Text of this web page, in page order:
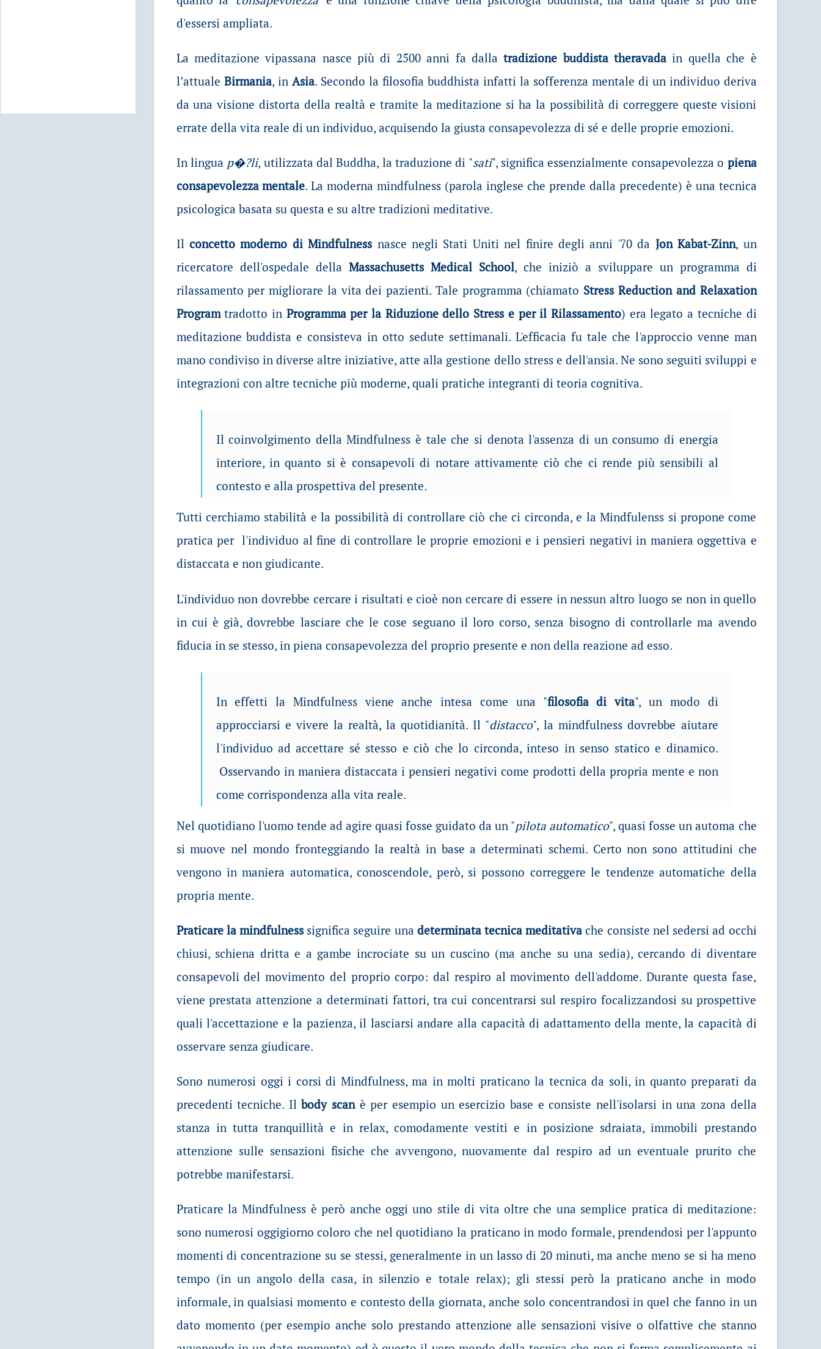
d'essersi ampliata.
La meditazione vipassana nasce più di 2500 anni fa dallatradizione buddista theravada in quella che è
l’attuale Birmania, in Asia. Secondo la filosofia buddhista infatti la sofferenza mentale di un individuo deriva
da una visione distorta della realtà e tramite la meditazione si ha la possibilità di correggere queste visioni
errate della vita reale di un individuo, acquisendo la giusta consapevolezza di sé e delle proprie emozioni.
In lingua p�?li, utilizzata dal Buddha, la traduzione di "sati", significa essenzialmente consapevolezza o piena
consapevolezza mentale. La moderna mindfulness (parola inglese che prende dalla precedente) è una tecnica
psicologica basata su questa e su altre tradizioni meditative.
Il concetto moderno di Mindfulness nasce negli Stati Uniti nel finire degli anni '70 da Jon Kabat-Zinn, un
ricercatore dell'ospedale della Massachusetts Medical School, che iniziò a sviluppare un programma di
rilassamento per migliorare la vita dei pazienti. Tale programma (chiamato Stress Reduction and Relaxation
Programtradotto in Programma per la Riduzione dello Stress e per il Rilassamento) era legato a tecniche di
meditazione buddista e consisteva in otto sedute settimanali. L'efficacia fu tale che l'approccio venne man
mano condiviso in diverse altre iniziative, atte alla gestione dello stress e dell'ansia. Ne sono seguiti sviluppi e
integrazioni con altre tecniche più moderne, quali pratiche integranti di teoria cognitiva.
Il coinvolgimento della Mindfulness è tale che si denota l'assenza di un consumo di energia
interiore, in quanto si è consapevoli di notare attivamente ciò che ci rende più sensibili al
contesto e alla prospettiva del presente.
Tutti cerchiamo stabilità e la possibilità di controllare ciò che ci circonda, e la Mindfulenss si propone come
pratica per l'individuo al fine di controllare le proprie emozioni e i pensieri negativi in maniera oggettiva e
distaccata e non giudicante.
L'individuo non dovrebbe cercare i risultati e cioè non cercare di essere in nessun altro luogo se non in quello
in cui è già, dovrebbe lasciare che le cose seguano il loro corso, senza bisogno di controllarle ma avendo
fiducia in se stesso, in piena consapevolezza del proprio presente e non della reazione ad esso.
In effetti la Mindfulness viene anche intesa come una "filosofia di vita", un modo di
approcciarsi e vivere la realtà, la quotidianità. Il "distacco", la mindfulness dovrebbe aiutare
l'individuo ad accettare sé stesso e ciò che lo circonda, inteso in senso statico e dinamico.
Osservando in maniera distaccata i pensieri negativi come prodotti della propria mente e non
come corrispondenza alla vita reale.
Nel quotidiano l'uomo tende ad agire quasi fosse guidato da un "pilota automatico", quasi fosse un automa che
si muove nel mondo fronteggiando la realtà in base a determinati schemi. Certo non sono attitudini che
vengono in maniera automatica, conoscendole, però, si possono correggere le tendenze automatiche della
propria mente.
Praticare la mindfulnesssignifica seguire una determinata tecnica meditativa che consiste nel sedersi ad occhi
chiusi, schiena dritta e a gambe incrociate su un cuscino (ma anche su una sedia), cercando di diventare
consapevoli del movimento del proprio corpo: dal respiro al movimento dell'addome. Durante questa fase,
viene prestata attenzione a determinati fattori, tra cui concentrarsi sul respiro focalizzandosi su prospettive
quali l'accettazione e la pazienza, il lasciarsi andare alla capacità di adattamento della mente, la capacità di
osservare senza giudicare.
Sono numerosi oggi i corsi di Mindfulness, ma in molti praticano la tecnica da soli, in quanto preparati da
precedenti tecniche. Ilbody scanè per esempio un esercizio base e consiste nell'isolarsi in una zona della
stanza in tutta tranquillità e in relax, comodamente vestiti e in posizione sdraiata, immobili prestando
attenzione sulle sensazioni fisiche che avvengono, nuovamente dal respiro ad un eventuale prurito che
potrebbe manifestarsi.
Praticare la Mindfulness è però anche oggi uno stile di vita oltre che una semplice pratica di meditazione:
sono numerosi oggigiorno coloro che nel quotidiano la praticano in modo formale, prendendosi per l'appunto
momenti di concentrazione su se stessi, generalmente in un lasso di 20 minuti, ma anche meno se si ha meno
tempo (in un angolo della casa, in silenzio e totale relax); gli stessi però la praticano anche in modo
informale, in qualsiasi momento e contesto della giornata, anche solo concentrandosi in quel che fanno in un
dato momento (per esempio anche solo prestando attenzione alle sensazioni visive o olfattive che stanno